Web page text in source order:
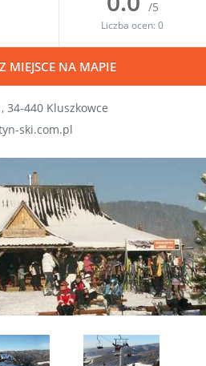
/5
Liczba ocen:0
MIEJSCE NA MAPIE
, 34-440 Kluszkowce
ski.com.pl